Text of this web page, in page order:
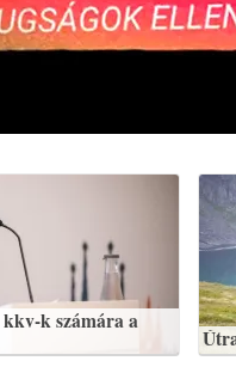
k számára a